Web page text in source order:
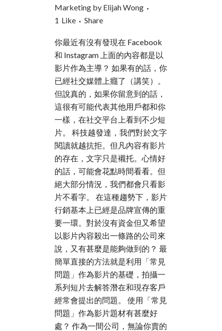
Marketing by Elijah Wong
1 Like Share
你最近有沒有發現在 Facebook
和 Instagram 上面的內容都是以
影片作為主導？ 如果有的話，你
已經社交媒體上癮了（講笑）。
但說真的，如果你留意到的話，
這很有可能代表其他用戶都和你
一樣，在社交平台上看到不少短
片。 科技越發達，我們對於文字
閱讀就越抗拒。但凡內容有影片
的存在，文字只是襯托。心情好
的話，可能會花點時間看看。但
絕大部分情況，我們都會只看影
片不看字。 在這種趨勢下，影片
行銷基本上已經是品牌宣傳的重
要一環。對於沒有資金但又希望
以影片內容殺出一條路的公司來
說，又有甚麼是能夠做到的？ 最
簡單直接的方法就是利用「常見
問題」作為影片的基礎，拍攝一
系列短片去解答潛在和現存客戶
經常會提出的問題。 使用「常見
問題」作為影片題材有甚麼好
處？ 作為一間公司，無論你賣的